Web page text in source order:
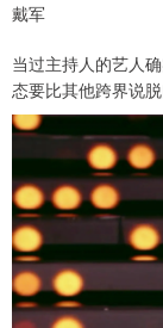
戴军
当过主持人的艺人
态要比其他跨界说